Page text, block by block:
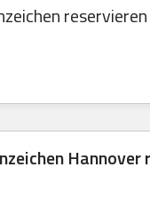
Hannover